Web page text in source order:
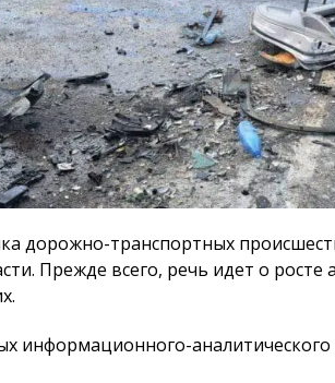
дорожно-транспортных
Прежде всего, речь идет о росте
информационного-